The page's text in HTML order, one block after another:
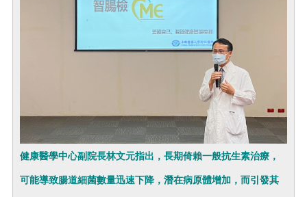
健康醫學中心副院長林文元指出，長期倚賴一般抗生素治療，
可能導致腸道細菌數量迅速下降，潛在病原體增加，而引發其